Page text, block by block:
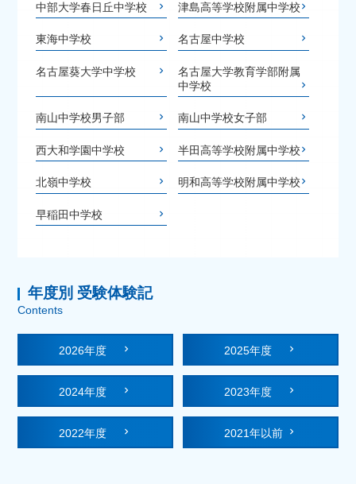
中部大学春日丘中学校 津島高等学校附属中学校
東海中学校 名古屋中学校
名古屋葵大学中学校
名古屋大学教育学部附属
中学校
南山中学校男子部 南山中学校女子部
西大和学園中学校 半田高等学校附属中学校
北嶺中学校 明和高等学校附属中学校
早稲田中学校
年度別 受験体験記
Contents
2026年度 2025年度
2024年度 2023年度
2022年度 2021年以前